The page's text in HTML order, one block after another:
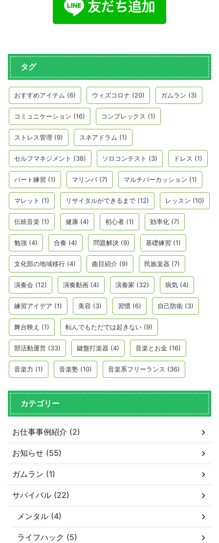
タグ
おすすめアイテム (6) ウィズコロナ (20) ガムラン (3)
コミュニケーション (16) コンプレックス (1)
ストレス管理 (9) スネアドラム (1)
セルフマネジメント (38) ソロコンテスト (3) ドレス (1)
パート練習 (1) マリンバ(7) マルチパーカッション (1)
マレット (1) リサイタルができるまで (12) レッスン (10)
伝統音楽 (1) 健康 (4) 初心者 (1) 効率化 (7)
勉強 (4) 合奏 (4) 問題解決 (9) 基礎練習 (1)
文化部の地域移行 (4) 曲目紹介 (9) 民族楽器 (7)
演奏会 (12) 演奏動画 (4) 演奏家 (32) 病気 (4)
練習アイデア (1) 美容 (3) 習慣 (6) 自己防衛 (3)
舞台映え (1) 転んでもただでは起きない (9)
部活動運営 (33) 鍵盤打楽器 (4) 音楽とお金 (16)
音楽力 (1) 音楽塾 (10) 音楽系フリーランス (36)
カテゴリー
お仕事事例紹介 (2)
お知らせ (55)
ガムラン (1)
サバイバル (22)
メンタル (4)
ライフハック (5)